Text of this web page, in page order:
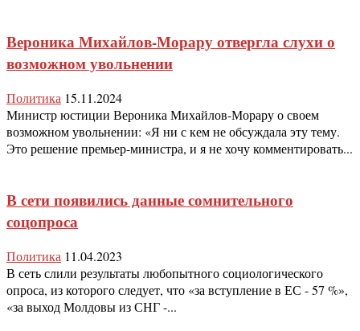
Вероника Михайлов-Морару отвергла слухи о
возможном увольнении
Политика 15.11.2024
Министр юстиции Вероника Михайлов-Морару о своем
возможном увольнении: «Я ни с кем не обсуждала эту тему.
Это решение премьер-министра, и я не хочу комментировать...
В сети появились данные сомнительного
соцопроса
Политика 11.04.2023
В сеть слили результаты любопытного социологического
опроса, из которого следует, что «за вступление в ЕС - 57 %»,
«за выход Молдовы из СНГ -...